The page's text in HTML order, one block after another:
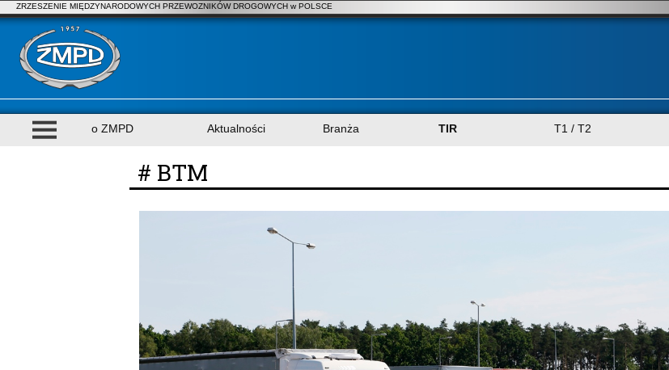
ZRZESZENIE MIĘDZYNARODOWYCH PRZEWOZNIKÓW DROGOWYCH w POLSCE
o ZMPD Aktualności Branża TIR T1 / T2
# BTM